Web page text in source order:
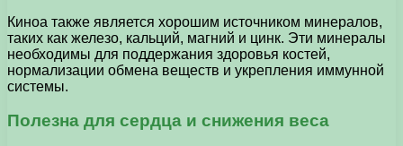
Киноа также является хорошим источником минералов,
таких как железо, кальций, магний и цинк. Эти минералы
необходимы для поддержания здоровья костей,
нормализации обмена веществ и укрепления иммунной
системы.
Полезна для сердца и снижения веса